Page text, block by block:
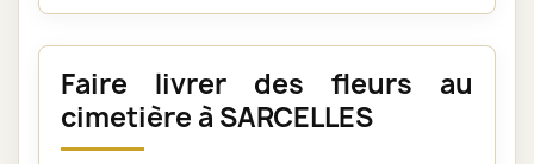
Faire livrer des fleurs au
cimetière à SARCELLES